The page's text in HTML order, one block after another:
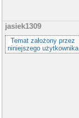
jasiek1309
Temat założony przez
niniejszego użytkownika